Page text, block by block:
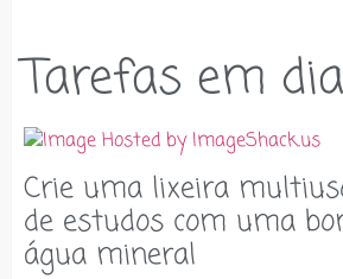
Tarefas em dia
Crie uma lixeira
de estudos com uma
água mineral